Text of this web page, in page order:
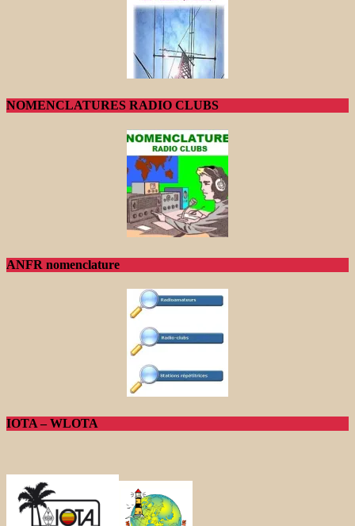
NOMENCLATURES RADIO CLUBS
ANFR nomenclature
IOTA – WLOTA